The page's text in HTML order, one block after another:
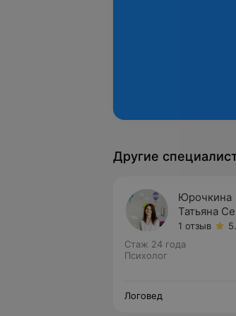
Другие
Юрочкина
Татьяна
1 отзыв
Стаж 24 года
Психолог
Логовед